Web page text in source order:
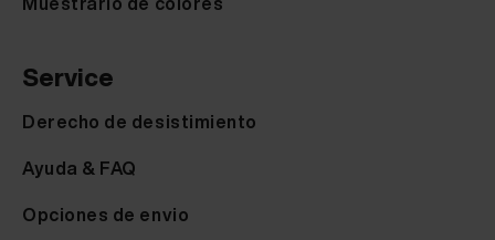
Service
Derecho de desistimiento
Ayuda & FAQ
Opciones de envio